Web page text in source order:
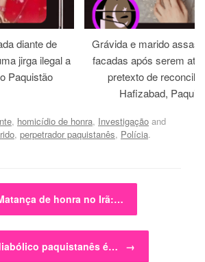
diante de
jirga ilegal a
Paquistão
Grávida e marido
facadas após serem
pretexto de
Hafizabad,
, homicídio de honra, Investigação and
, perpetrador paquistanês, Polícia.
de honra no Irã:…
paquistanês é… →